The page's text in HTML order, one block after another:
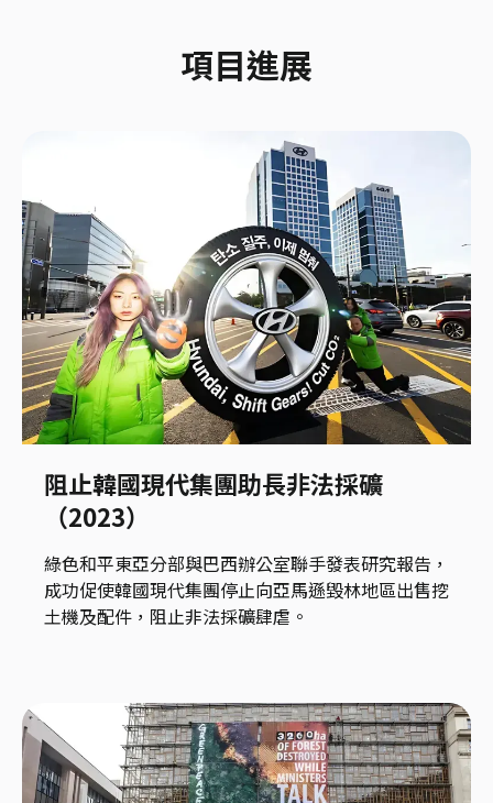
項目進展
阻止韓國現代集團助長非法採礦
（2023）
綠色和平東亞分部與巴西辦公室聯手發表研究報告，
成功促使韓國現代集團停止向亞馬遜毀林地區出售挖
土機及配件，阻止非法採礦肆虐。